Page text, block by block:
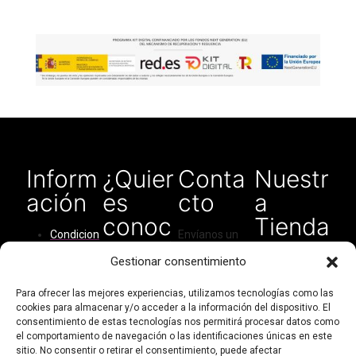
Gestionar consentimiento
Para ofrecer las mejores experiencias, utilizamos tecnologías como las
cookies para almacenar y/o acceder a la información del dispositivo. El
consentimiento de estas tecnologías nos permitirá procesar datos como
el comportamiento de navegación o las identificaciones únicas en este
sitio. No consentir o retirar el consentimiento, puede afectar
era:
€28.00.
es:
€25.00.
Inform
ación
Condicion
Cómo
comprar
Política de
privacidad
¿Quier
es
conoc
ernos?
somos
Contacto
Mi cuenta
Conta
cto
Envíanos un
electrónico
tipo de
consulta:
didarthandma
Nuestr
a
Tienda
en
on